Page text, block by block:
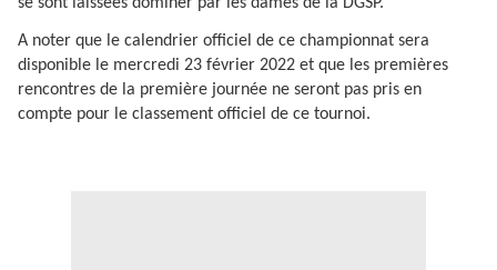
A noter que le calendrier officiel de ce championnat sera
disponible le mercredi 23 février 2022 et que les premières
rencontres de la première journée ne seront pas pris en
compte pour le classement officiel de ce tournoi.